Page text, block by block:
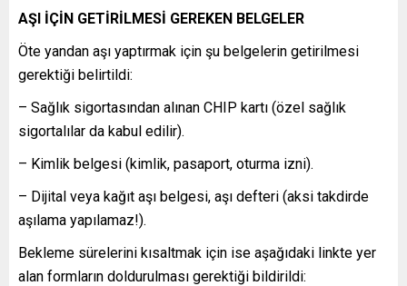
AŞI İÇİN GETİRİLMESİ GEREKEN BELGELER
Öte yandan aşı yaptırmak için şu belgelerin getirilmesi
gerektiği belirtildi:
– Sağlık sigortasından alınan CHIP kartı (özel sağlık
sigortalılar da kabul edilir).
– Kimlik belgesi (kimlik, pasaport, oturma izni).
– Dijital veya kağıt aşı belgesi, aşı defteri (aksi takdirde
aşılama yapılamaz!).
Bekleme sürelerini kısaltmak için ise aşağıdaki linkte yer
alan formların doldurulması gerektiği bildirildi: